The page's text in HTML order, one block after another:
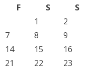
F S
S
1
2
7 8
9
14 15
16
21 22
23